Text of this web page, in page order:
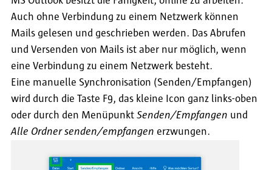
Auch ohne Verbindung zu einem Netzwerk können
Mails gelesen und geschrieben werden. Das Abrufen
und Versenden von Mails ist aber nur möglich, wenn
eine Verbindung zu einem Netzwerk besteht.
Eine manuelle Synchronisation (Senden/Empfangen)
wird durch die Taste F9, das kleine Icon ganz links-oben
oder durch den Menüpunkt Senden/Empfangen und
Alle Ordner senden/empfangen erzwungen.